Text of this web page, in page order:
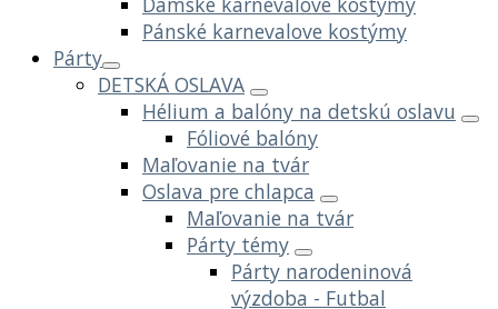
Pánské karnevalove kostýmy
Párty
DETSKÁ OSLAVA
Hélium a balóny na detskú oslavu
Fóliové balóny
Maľovanie na tvár
Oslava pre chlapca
Maľovanie na tvár
Párty témy
Párty narodeninová
výzdoba - Futbal